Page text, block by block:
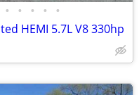
• • • • •
HEMI 5.7L V8 330hp